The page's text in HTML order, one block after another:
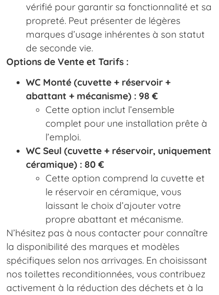
vérifié pour garantir sa fonctionnalité et sa
propreté. Peut présenter de légères
marques d’usage inhérentes à son statut
de seconde vie.
Options de Vente et Tarifs :
WC Monté (cuvette + réservoir +
abattant + mécanisme) : 98 €
Cette option inclut l’ensemble
complet pour une installation prête à
l’emploi.
WC Seul (cuvette + réservoir, uniquement
céramique) : 80 €
Cette option comprend la cuvette et
le réservoir en céramique, vous
laissant le choix d’ajouter votre
propre abattant et mécanisme.
N’hésitez pas à nous contacter pour connaître
la disponibilité des marques et modèles
spécifiques selon nos arrivages. En choisissant
nos toilettes reconditionnées, vous contribuez
activement à la réduction des déchets et à la